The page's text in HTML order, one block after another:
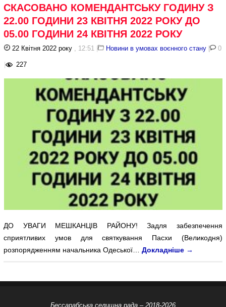
СКАСОВАНО КОМЕНДАНТСЬКУ ГОДИНУ З
22.00 ГОДИНИ 23 КВІТНЯ 2022 РОКУ ДО
05.00 ГОДИНИ 24 КВІТНЯ 2022 РОКУ
22 Квітня 2022 року , 12:51 | Новини в умовах воєнного стану | 0
| 227
ДО УВАГИ МЕШКАНЦІВ РАЙОНУ! Задля забезпечення
сприятливих умов для святкування Пасхи (Великодня)
розпорядженням начальника Одеської…Докладніше →
Бессарабська селищна рада – 2018-2026